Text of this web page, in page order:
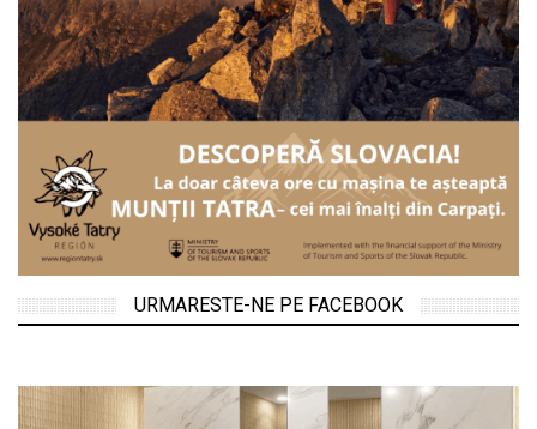
URMARESTE-NE PE FACEBOOK